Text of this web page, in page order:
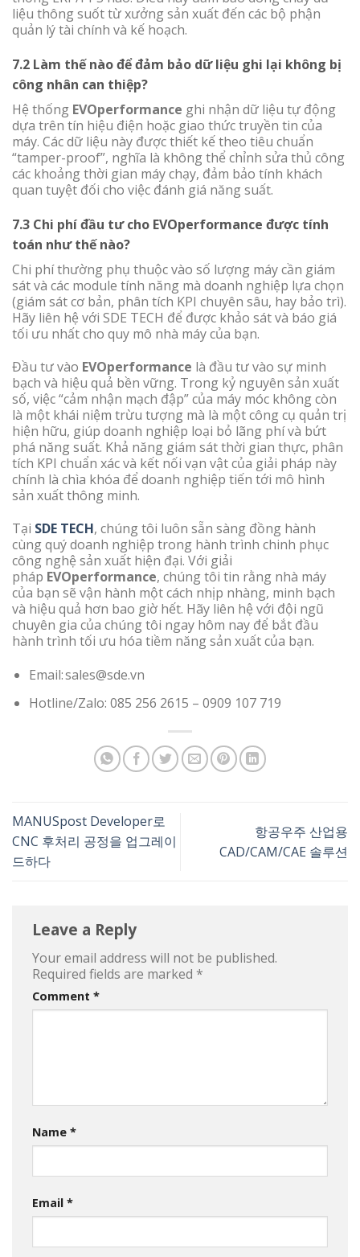
liệu thông suốt từ xưởng sản xuất đến các bộ phận
quản lý tài chính và kế hoạch.
7.2 Làm thế nào để đảm bảo dữ liệu ghi lại không bị
công nhân can thiệp?
Hệ thống EVOperformance ghi nhận dữ liệu tự động
dựa trên tín hiệu điện hoặc giao thức truyền tin của
máy. Các dữ liệu này được thiết kế theo tiêu chuẩn
“tamper-proof”, nghĩa là không thể chỉnh sửa thủ công
các khoảng thời gian máy chạy, đảm bảo tính khách
quan tuyệt đối cho việc đánh giá năng suất.
7.3 Chi phí đầu tư cho EVOperformance được tính
toán như thế nào?
Chi phí thường phụ thuộc vào số lượng máy cần giám
sát và các module tính năng mà doanh nghiệp lựa chọn
(giám sát cơ bản, phân tích KPI chuyên sâu, hay bảo trì).
Hãy liên hệ với SDE TECH để được khảo sát và báo giá
tối ưu nhất cho quy mô nhà máy của bạn.
Đầu tư vào EVOperformance là đầu tư vào sự minh
bạch và hiệu quả bền vững. Trong kỷ nguyên sản xuất
số, việc “cảm nhận mạch đập” của máy móc không còn
là một khái niệm trừu tượng mà là một công cụ quản trị
hiện hữu, giúp doanh nghiệp loại bỏ lãng phí và bứt
phá năng suất. Khả năng giám sát thời gian thực, phân
tích KPI chuẩn xác và kết nối vạn vật của giải pháp này
chính là chìa khóa để doanh nghiệp tiến tới mô hình
sản xuất thông minh.
Tại SDE TECH, chúng tôi luôn sẵn sàng đồng hành
cùng quý doanh nghiệp trong hành trình chinh phục
công nghệ sản xuất hiện đại. Với giải
pháp EVOperformance, chúng tôi tin rằng nhà máy
của bạn sẽ vận hành một cách nhịp nhàng, minh bạch
và hiệu quả hơn bao giờ hết. Hãy liên hệ với đội ngũ
chuyên gia của chúng tôi ngay hôm nay để bắt đầu
hành trình tối ưu hóa tiềm năng sản xuất của bạn.
Email: sales@sde.vn
Hotline/Zalo: 085 256 2615 – 0909 107 719
MANUSpost Developer로
CNC 후처리 공정을 업그레이
드하다
항공우주 산업용
CAD/CAM/CAE 솔루션
Leave a Reply
Your email address will not be published.
Required fields are marked *
Comment *
Name *
Email *